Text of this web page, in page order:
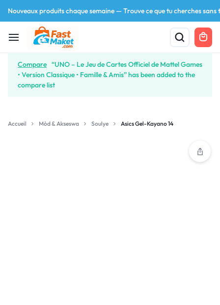
Nouveaux produits chaque semaine — Trouve ce que tu cherches sans
Your bag is empty
Compare “UNO – Le Jeu de Cartes Officiel de Mattel Games
• Version Classique • Famille & Amis” has been added to the
compare list
Accueil Mòd & Akseswa Soulye Asics Gel-Kayano 14